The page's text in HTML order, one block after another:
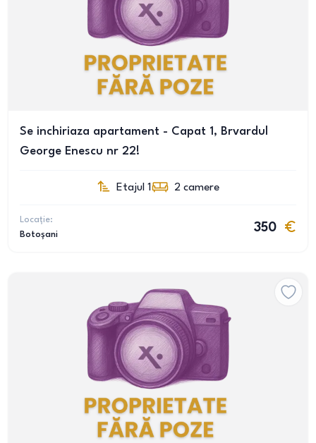
Se inchiriaza apartament - Capat 1, Brvardul
George Enescu nr 22!
Etajul 1 2 camere
Locație:
Botoșani
350